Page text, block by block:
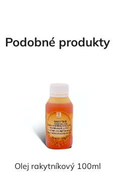
Podobné produkty
Olej rakytníkový 100ml